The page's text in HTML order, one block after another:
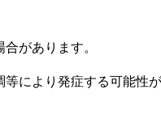
があります。
により発症する可能性